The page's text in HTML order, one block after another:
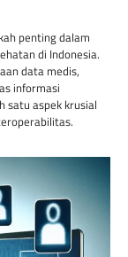
penting dalam
di Indonesia.
data medis,
informasi
satu aspek krusial